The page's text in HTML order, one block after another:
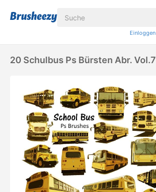
Einloggen
20 Schulbus Ps Bürsten Abr. Vol.7